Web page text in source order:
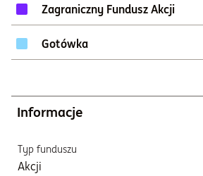
Zagraniczny Fundusz Akcji
Gotówka
Informacje
Typ funduszu
Akcji